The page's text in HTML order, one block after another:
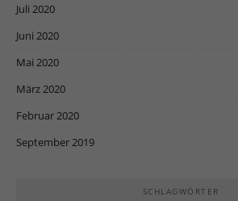
Juli 2020
Juni 2020
Mai 2020
März 2020
Februar 2020
September 2019
SCHLAGWÖRTER